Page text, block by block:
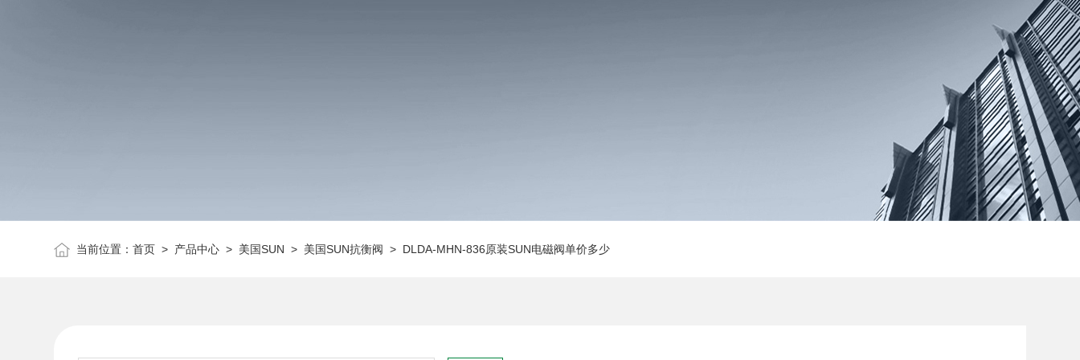
当前位置：首页 > 产品中心 > 美国SUN > 美国SUN抗衡阀 > DLDA-MHN-836原装SUN电磁阀单价多少